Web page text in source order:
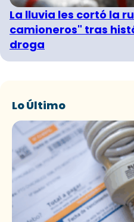
La lluvia les cortó la
camioneros" tras
droga
Lo Último